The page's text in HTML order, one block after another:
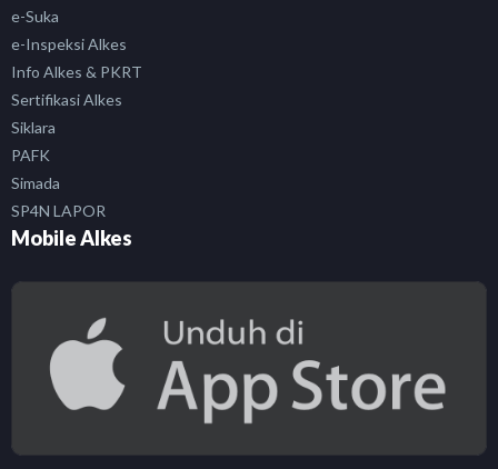
e-Suka
e-Inspeksi Alkes
Info Alkes & PKRT
Sertifikasi Alkes
Siklara
PAFK
Simada
SP4N LAPOR
Mobile Alkes